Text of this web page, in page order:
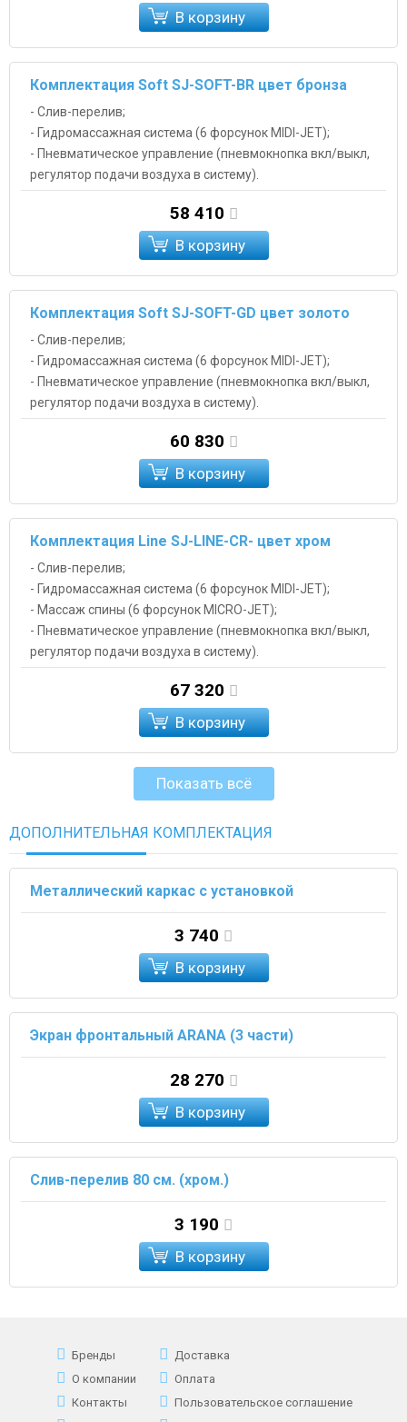
В корзину
Комплектация Soft SJ-SOFT-BR цвет бронза
- Слив-перелив;
- Гидромассажная система (6 форсунок MIDI-JET);
- Пневматическое управление (пневмокнопка вкл/выкл,
регулятор подачи воздуха в систему).
58 410
В корзину
Комплектация Soft SJ-SOFT-GD цвет золото
- Слив-перелив;
- Гидромассажная система (6 форсунок MIDI-JET);
- Пневматическое управление (пневмокнопка вкл/выкл,
регулятор подачи воздуха в систему).
60 830
В корзину
Комплектация Line SJ-LINE-CR- цвет хром
- Слив-перелив;
- Гидромассажная система (6 форсунок MIDI-JET);
- Массаж спины (6 форсунок MICRO-JET);
- Пневматическое управление (пневмокнопка вкл/выкл,
регулятор подачи воздуха в систему).
67 320
В корзину
Показать всё
ДОПОЛНИТЕЛЬНАЯ КОМПЛЕКТАЦИЯ
Металлический каркас с установкой
3 740
В корзину
Экран фронтальный ARANA (3 части)
28 270
В корзину
Слив-перелив 80 см. (хром.)
3 190
В корзину
Бренды
О компании
Контакты
Доставка
Оплата
Пользовательское соглашение